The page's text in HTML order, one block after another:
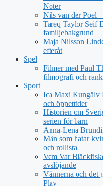
Noter
Nils van der Poel
Tareq Taylor Seif
familjebakgrund
Maja Nilsson
efteråt
Spel
Filmer med Paul
filmografi och
Sport
Ica Maxi Kungälv
och öppettider
Historien om
serien för barn
Anna-Lena
Män som hatar
och rollista
Vem Var
avslöjande
Vännerna och det
Play